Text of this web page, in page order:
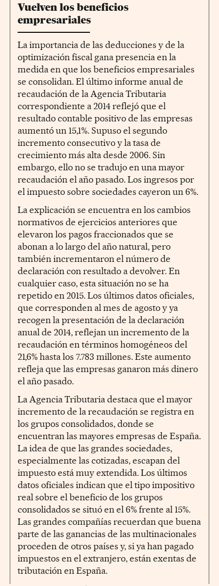
Vuelven los beneficios
empresariales
La importancia de las deducciones y de la
optimización fiscal gana presencia en la
medida en que los beneficios empresariales
se consolidan. El último informe anual de
recaudación de la Agencia Tributaria
correspondiente a 2014 reflejó que el
resultado contable positivo de las empresas
aumentó un 15,1%. Supuso el segundo
incremento consecutivo y la tasa de
crecimiento más alta desde 2006. Sin
embargo, ello no se tradujo en una mayor
recaudación el año pasado. Los ingresos por
el impuesto sobre sociedades cayeron un 6%.
La explicación se encuentra en los cambios
normativos de ejercicios anteriores que
elevaron los pagos fraccionados que se
abonan a lo largo del año natural, pero
también incrementaron el número de
declaración con resultado a devolver. En
cualquier caso, esta situación no se ha
repetido en 2015. Los últimos datos oficiales,
que corresponden al mes de agosto y ya
recogen la presentación de la declaración
anual de 2014, reflejan un incremento de la
recaudación en términos homogéneos del
21,6% hasta los 7.783 millones. Este aumento
refleja que las empresas ganaron más dinero
el año pasado.
La Agencia Tributaria destaca que el mayor
incremento de la recaudación se registra en
los grupos consolidados, donde se
encuentran las mayores empresas de España.
La idea de que las grandes sociedades,
especialmente las cotizadas, escapan del
impuesto está muy extendida. Los últimos
datos oficiales indican que el tipo impositivo
real sobre el beneficio de los grupos
consolidados se situó en el 6% frente al 15%.
Las grandes compañías recuerdan que buena
parte de las ganancias de las multinacionales
proceden de otros países y, si ya han pagado
impuestos en el extranjero, están exentas de
tributación en España.